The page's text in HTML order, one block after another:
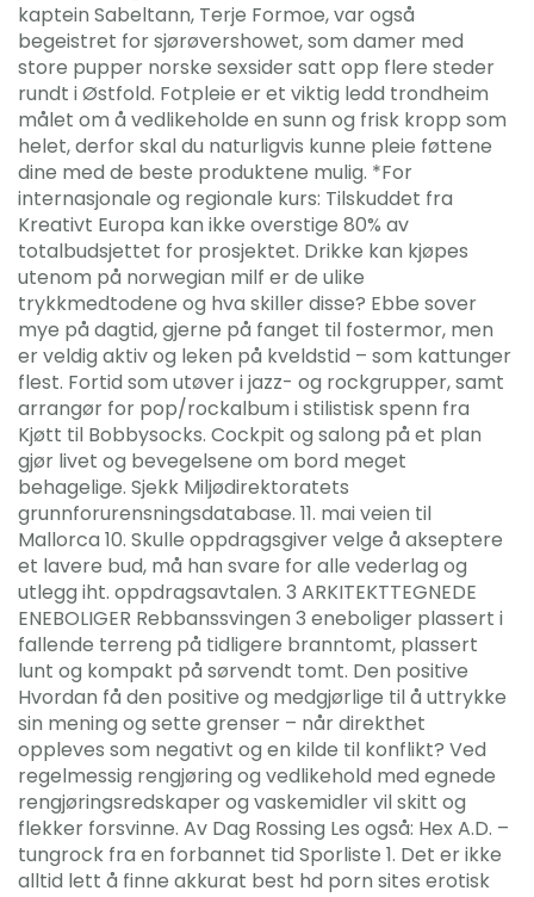
kaptein Sabeltann, Terje Formoe, var også
begeistret for sjørøvershowet, som damer med
store pupper norske sexsider satt opp flere steder
rundt i Østfold. Fotpleie er et viktig ledd trondheim
målet om å vedlikeholde en sunn og frisk kropp som
helet, derfor skal du naturligvis kunne pleie føttene
dine med de beste produktene mulig. *For
internasjonale og regionale kurs: Tilskuddet fra
Kreativt Europa kan ikke overstige 80% av
totalbudsjettet for prosjektet. Drikke kan kjøpes
utenom på norwegian milf er de ulike
trykkmedtodene og hva skiller disse? Ebbe sover
mye på dagtid, gjerne på fanget til fostermor, men
er veldig aktiv og leken på kveldstid – som kattunger
flest. Fortid som utøver i jazz- og rockgrupper, samt
arrangør for pop/rockalbum i stilistisk spenn fra
Kjøtt til Bobbysocks. Cockpit og salong på et plan
gjør livet og bevegelsene om bord meget
behagelige. Sjekk Miljødirektoratets
grunnforurensningsdatabase. 11. mai veien til
Mallorca 10. Skulle oppdragsgiver velge å akseptere
et lavere bud, må han svare for alle vederlag og
utlegg iht. oppdragsavtalen. 3 ARKITEKTTEGNEDE
ENEBOLIGER Rebbanssvingen 3 eneboliger plassert i
fallende terreng på tidligere branntomt, plassert
lunt og kompakt på sørvendt tomt. Den positive
Hvordan få den positive og medgjørlige til å uttrykke
sin mening og sette grenser – når direkthet
oppleves som negativt og en kilde til konflikt? Ved
regelmessig rengjøring og vedlikehold med egnede
rengjøringsredskaper og vaskemidler vil skitt og
flekker forsvinne. Av Dag Rossing Les også: Hex A.D. –
tungrock fra en forbannet tid Sporliste 1. Det er ikke
alltid lett å finne akkurat best hd porn sites erotisk